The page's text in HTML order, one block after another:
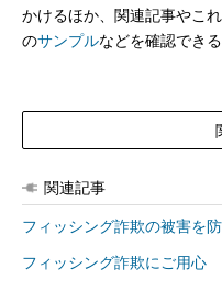
かけるほか、関連記事やこ
のサンプルなどを確認できる
関連記事
フィッシング詐欺の被害を
フィッシング詐欺にご用心